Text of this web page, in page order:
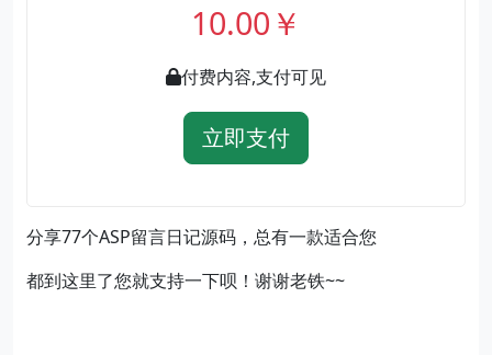
10.00￥
付费内容,支付可见
立即支付
分享77个ASP留言日记源码，总有一款适合您
都到这里了您就支持一下呗！谢谢老铁~~